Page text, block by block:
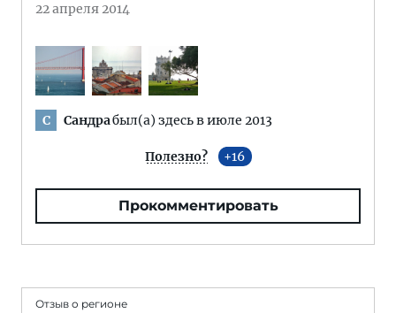
22 апреля 2014
С Сандрабыл(а) здесь в июле 2013
Полезно? 16
Прокомментировать
Отзыв о регионе